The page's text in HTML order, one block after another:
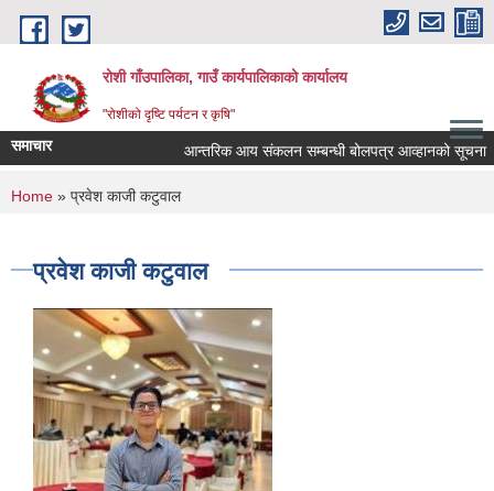
Skip to main content
रोशी गाँउपालिका, गाउँ कार्यपालिकाको कार्यालय
"रोशीको दृष्टि पर्यटन र कृषि"
समाचार आन्तरिक आय संकलन सम्बन्धी बोलपत्र आव्हानको सूचना
You are here
Home » प्रवेश काजी कटुवाल
प्रवेश काजी कटुवाल